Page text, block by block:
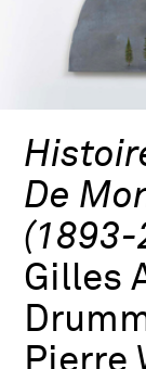
De
(1893-
Gilles
Pierre